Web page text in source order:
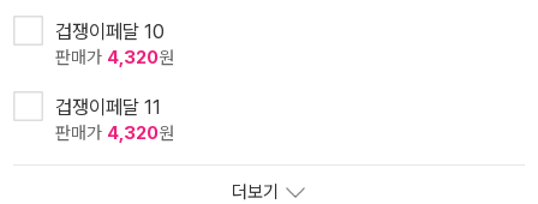
겁쟁이페달 10
판매가 4,320원
겁쟁이페달 11
판매가 4,320원
더보기